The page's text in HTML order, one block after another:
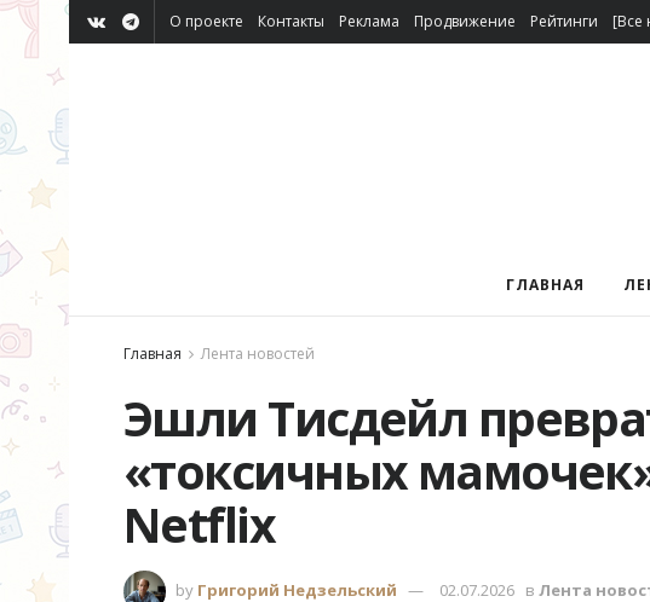
О проекте Контакты Реклама Продвижение Рейтинги [Все
ГЛАВНАЯ
Главная Лента новостей
Эшли Тисдейл
«токсичных
Netflix
by Григорий Недзельский 02.07.2026 в Лента